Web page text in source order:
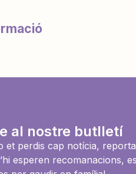
al nostre butlletí
et perdis cap notícia,
esperen recomanacions,